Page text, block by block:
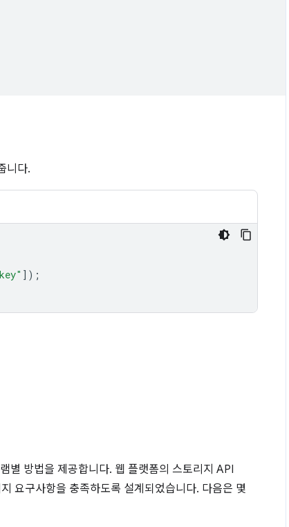
니다.
]);
별 방법을 제공합니다. 웹 플랫폼의 스토리지 API
요구사항을 충족하도록 설계되었습니다. 다음은 몇